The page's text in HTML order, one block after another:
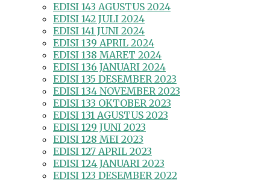
EDISI 143 AGUSTUS 2024
EDISI 142 JULI 2024
EDISI 141 JUNI 2024
EDISI 139 APRIL 2024
EDISI 138 MARET 2024
EDISI 136 JANUARI 2024
EDISI 135 DESEMBER 2023
EDISI 134 NOVEMBER 2023
EDISI 133 OKTOBER 2023
EDISI 131 AGUSTUS 2023
EDISI 129 JUNI 2023
EDISI 128 MEI 2023
EDISI 127 APRIL 2023
EDISI 124 JANUARI 2023
EDISI 123 DESEMBER 2022